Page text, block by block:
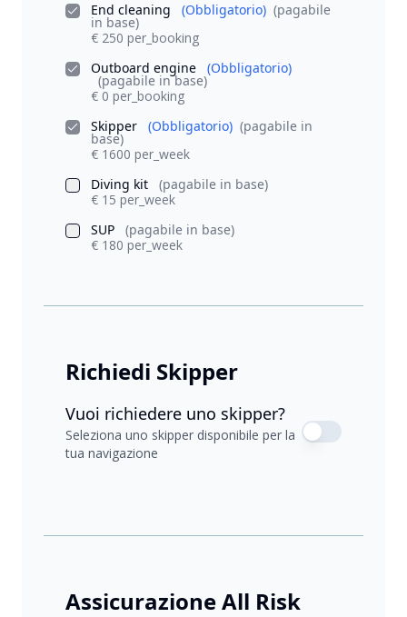
End cleaning
(Obbligatorio) (pagabile
in base)
€ 250 per_booking
Outboard engine
(Obbligatorio)
(pagabile in base)
€ 0 per_booking
Skipper
(Obbligatorio) (pagabile in
base)
€ 1600 per_week
Diving kit
(pagabile in base)
€ 15 per_week
SUP
(pagabile in base)
€ 180 per_week
Richiedi Skipper
Vuoi richiedere uno skipper?
Seleziona uno skipper disponibile per la
tua navigazione
Assicurazione All Risk